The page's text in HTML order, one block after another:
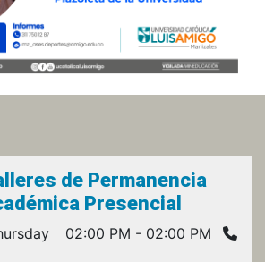
de Permanencia
Presencial
02:00 PM - 02:00 PM